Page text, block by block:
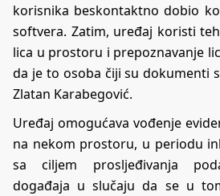
korisnika beskontaktno dobio
softvera. Zatim, uređaj koristi
lica u prostoru i prepoznavanje
da je to osoba čiji su dokumenti
Zlatan Karabegović.
Uređaj omogućava vođenje
na nekom prostoru, u periodu
sa ciljem prosljeđivanja
događaja u slučaju da se u